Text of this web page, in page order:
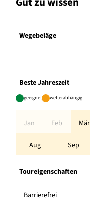
Wegebeläge
Beste Jahreszeit
geeignet wetterabhängig
Jan Feb Mär
Aug Sep
Toureigenschaften
Barrierefrei